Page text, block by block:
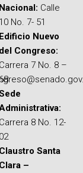
Nacional: Calle
10 No. 7- 51
Edificio Nuevo
del Congreso:
Carrera 7 No. 8 –
Carrera 8 No. 12-
02
Claustro Santa
Clara –